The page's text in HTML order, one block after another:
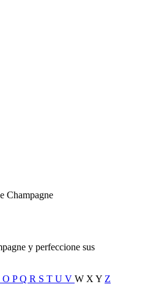
y perfeccione sus
O PQ R S T U V W X Y Z